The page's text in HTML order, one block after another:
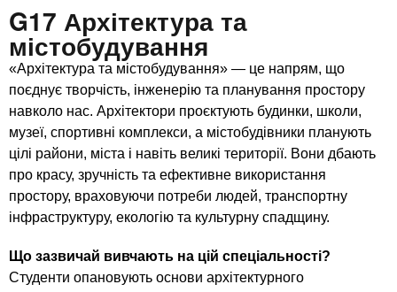
u
r
i
e
n
к
Н
а
в
ч
а
л
ь
н
и
х
ЗВО (ВНЗ)
Коледжі
Курси
Приватні школи
т
у
т
G17 Архітектура та
містобудування
«Архітектура та містобудування» — це напрям, що
поєднує творчість, інженерію та планування простору
навколо нас. Архітектори проєктують будинки, школи,
музеї, спортивні комплекси, а містобудівники планують
цілі райони, міста і навіть великі території. Вони дбають
про красу, зручність та ефективне використання
простору, враховуючи потреби людей, транспортну
інфраструктуру, екологію та культурну спадщину.
Що зазвичай вивчають на цій спеціальності?
Студенти опановують основи архітектурного